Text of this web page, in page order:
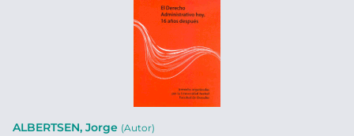
ALBERTSEN, Jorge (Autor)